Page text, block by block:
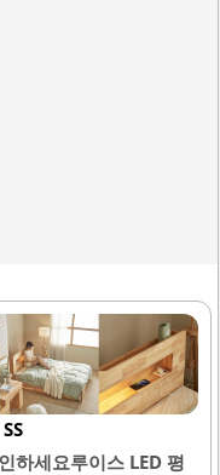
하세요루이스 LED 평